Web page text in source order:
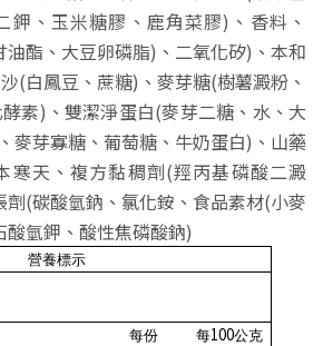
鉀、玉米糖膠、鹿角菜膠)、香料、
酯、大豆卵磷脂)、二氧化矽)、本和
(白鳳豆、蔗糖)、麥芽糖(樹薯澱粉、
素)、雙潔淨蛋白(麥芽二糖、水、大
麥芽寡糖、葡萄糖、牛奶蛋白)、山藥
寒天、複方黏稠劑(羥丙基磷酸二澱
(碳酸氫鈉、氯化銨、食品素材(小麥
氫鉀、酸性焦磷酸鈉)
營養標示
每份
每100公克